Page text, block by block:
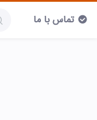
تماس با ما